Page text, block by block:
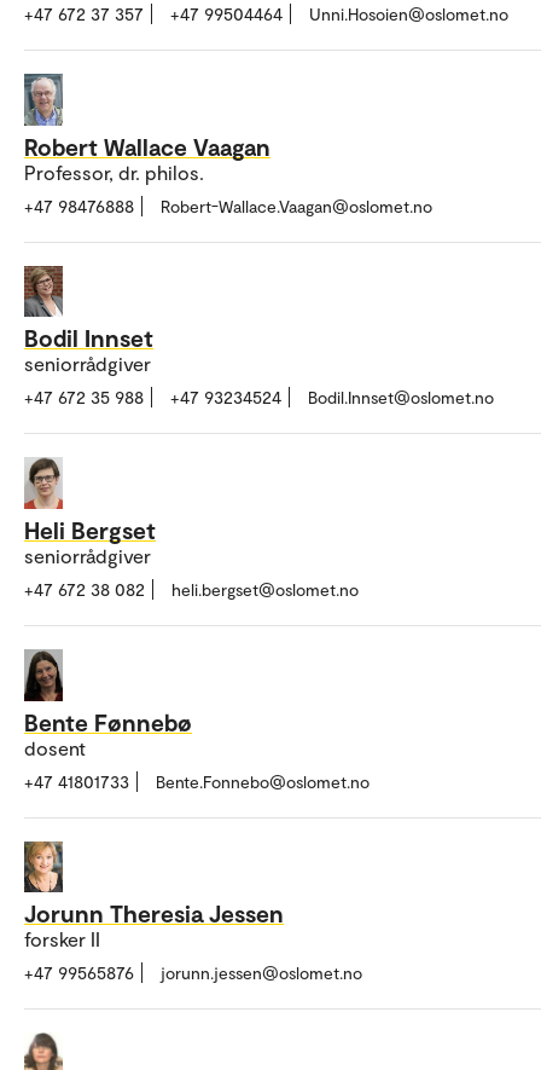
+47 672 37 357 +47 99504464 Unni.Hosoien@oslomet.no
Robert Wallace Vaagan
Professor, dr. philos.
+47 98476888 Robert-Wallace.Vaagan@oslomet.no
Bodil Innset
seniorrådgiver
+47 672 35 988 +47 93234524 Bodil.Innset@oslomet.no
Heli Bergset
seniorrådgiver
+47 672 38 082 heli.bergset@oslomet.no
Bente Fønnebø
dosent
+47 41801733 Bente.Fonnebo@oslomet.no
Jorunn Theresia Jessen
forsker II
+47 99565876 jorunn.jessen@oslomet.no